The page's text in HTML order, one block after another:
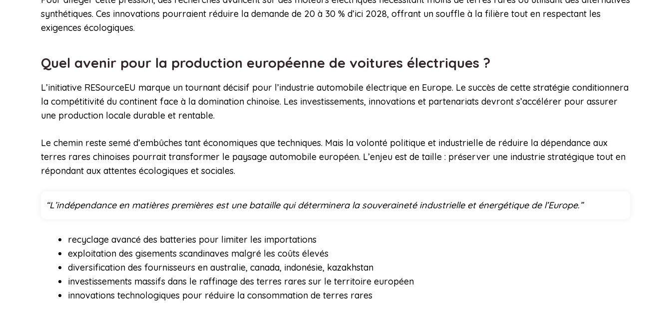
synthétiques. Ces innovations pourraient réduire la demande de 20 à 30 % d’ici 2028, offrant un souffle à la filière tout en respectant les
exigences écologiques.
Quel avenir pour la production européenne de voitures électriques ?
L’initiative RESourceEU marque un tournant décisif pour l’industrie automobile électrique en Europe. Le succès de cette stratégie conditionnera
la compétitivité du continent face à la domination chinoise. Les investissements, innovations et partenariats devront s’accélérer pour assurer
une production locale durable et rentable.
Le chemin reste semé d’embûches tant économiques que techniques. Mais la volonté politique et industrielle de réduire la dépendance aux
terres rares chinoises pourrait transformer le paysage automobile européen. L’enjeu est de taille : préserver une industrie stratégique tout en
répondant aux attentes écologiques et sociales.
“L’indépendance en matières premières est une bataille qui déterminera la souveraineté industrielle et énergétique de l’Europe.”
recyclage avancé des batteries pour limiter les importations
exploitation des gisements scandinaves malgré les coûts élevés
diversification des fournisseurs en australie, canada, indonésie, kazakhstan
investissements massifs dans le raffinage des terres rares sur le territoire européen
innovations technologiques pour réduire la consommation de terres rares